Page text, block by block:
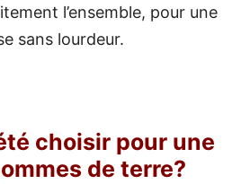
l’ensemble, pour une
sans lourdeur.
choisir pour une
de terre?